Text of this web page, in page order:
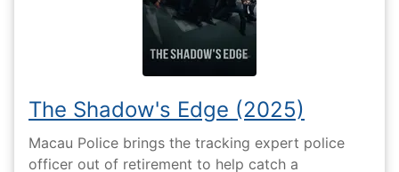
The Shadow's Edge (2025)
Macau Police brings the tracking expert police
officer out of retirement to help catch a